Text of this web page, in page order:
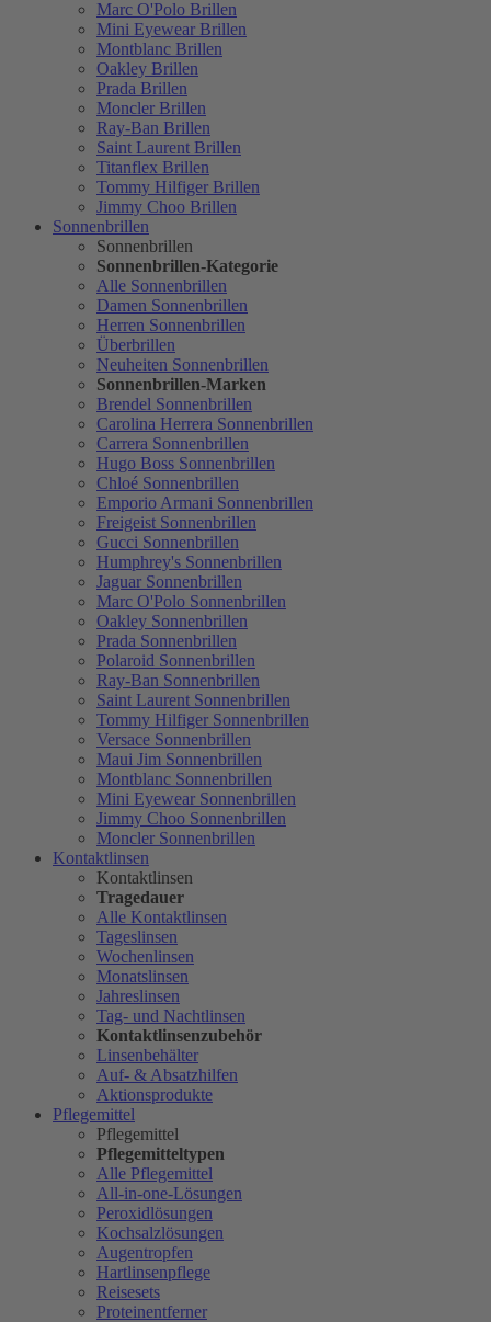
Marc O'Polo Brillen
Mini Eyewear Brillen
Montblanc Brillen
Oakley Brillen
Prada Brillen
Moncler Brillen
Ray-Ban Brillen
Saint Laurent Brillen
Titanflex Brillen
Tommy Hilfiger Brillen
Jimmy Choo Brillen
Sonnenbrillen
Sonnenbrillen
Sonnenbrillen-Kategorie
Alle Sonnenbrillen
Damen Sonnenbrillen
Herren Sonnenbrillen
Überbrillen
Neuheiten Sonnenbrillen
Sonnenbrillen-Marken
Brendel Sonnenbrillen
Carolina Herrera Sonnenbrillen
Carrera Sonnenbrillen
Hugo Boss Sonnenbrillen
Chloé Sonnenbrillen
Emporio Armani Sonnenbrillen
Freigeist Sonnenbrillen
Gucci Sonnenbrillen
Humphrey's Sonnenbrillen
Jaguar Sonnenbrillen
Marc O'Polo Sonnenbrillen
Oakley Sonnenbrillen
Prada Sonnenbrillen
Polaroid Sonnenbrillen
Ray-Ban Sonnenbrillen
Saint Laurent Sonnenbrillen
Tommy Hilfiger Sonnenbrillen
Versace Sonnenbrillen
Maui Jim Sonnenbrillen
Montblanc Sonnenbrillen
Mini Eyewear Sonnenbrillen
Jimmy Choo Sonnenbrillen
Moncler Sonnenbrillen
Kontaktlinsen
Kontaktlinsen
Tragedauer
Alle Kontaktlinsen
Tageslinsen
Wochenlinsen
Monatslinsen
Jahreslinsen
Tag- und Nachtlinsen
Kontaktlinsenzubehör
Linsenbehälter
Auf- & Absatzhilfen
Aktionsprodukte
Pflegemittel
Pflegemittel
Pflegemitteltypen
Alle Pflegemittel
All-in-one-Lösungen
Peroxidlösungen
Kochsalzlösungen
Augentropfen
Hartlinsenpflege
Reisesets
Proteinentferner